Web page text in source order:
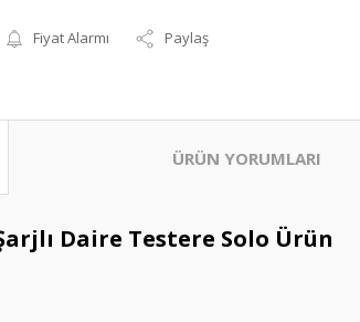
Fiyat Alarmı Paylaş
ÜRÜN YORUMLARI
Daire Testere Solo Ürün